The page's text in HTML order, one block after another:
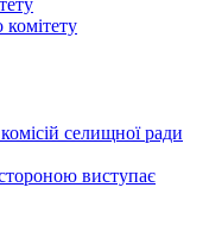
селищної ради
виступає